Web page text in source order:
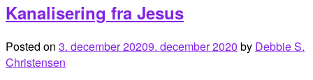
Kanalisering fra Jesus
Posted on 3. december 20209. december 2020 by Debbie S.
Christensen